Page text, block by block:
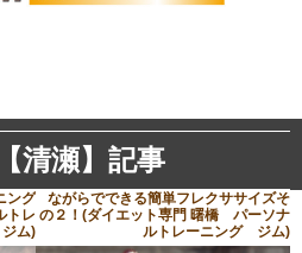
清瀬】記事
ング
トレ
ム)
ながらでできる簡単フレクササイズそ
の２！(ダイエット専門 曙橋 パーソナ
ルトレーニング ジム)